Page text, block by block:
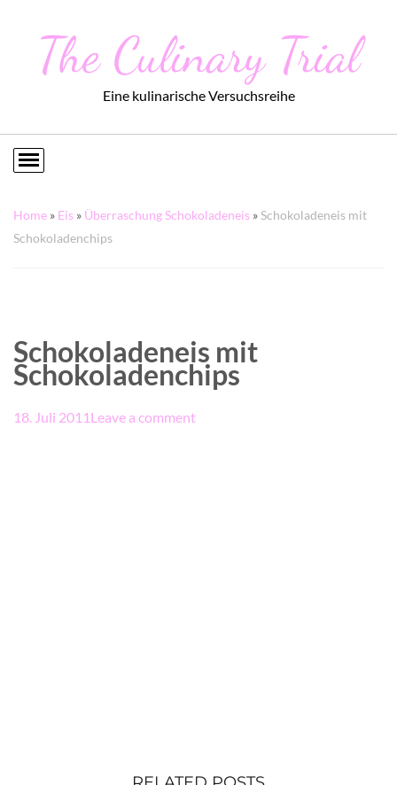
The Culinary Trial
Eine kulinarische Versuchsreihe
Home » Eis » Überraschung Schokoladeneis »Schokoladeneis mit
Schokoladenchips
Schokoladeneis mit
Schokoladenchips
18. Juli 2011 Leave a comment